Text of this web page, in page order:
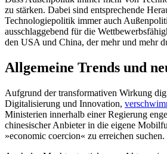
zu stärken. Dabei sind entsprechende
Technologiepolitik immer auch
ausschlaggebend für die
den USA und China, der mehr und mehr
Allgemeine Trends und
Aufgrund der transformativen Wirkung
Digitalisierung und Innovation,
Ministerien innerhalb einer Regierung
chinesischer Anbieter in die eigene
»economic coercion« zu erreichen